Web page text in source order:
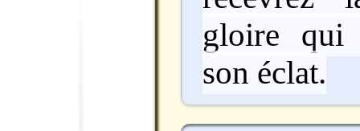
gloire qui
son éclat.